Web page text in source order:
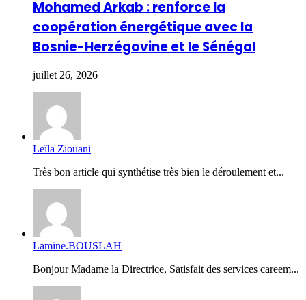
Mohamed Arkab : renforce la
coopération énergétique avec la
Bosnie-Herzégovine et le Sénégal
juillet 26, 2026
Leïla Ziouani
Très bon article qui synthétise très bien le déroulement et...
Lamine.BOUSLAH
Bonjour Madame la Directrice, Satisfait des services careem...